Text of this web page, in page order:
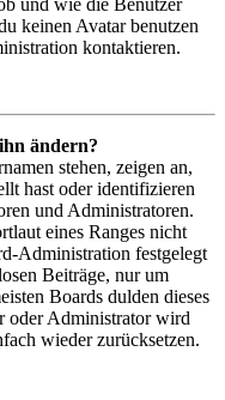
und wie die Benutzer
keinen Avatar benutzen
kontaktieren.
ändern?
stehen, zeigen an,
hast oder identifizieren
und Administratoren.
eines Ranges nicht
Administration festgelegt
Beiträge, nur um
Boards dulden dieses
oder Administrator wird
wieder zurücksetzen.